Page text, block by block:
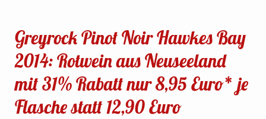
Greyrock Pinot Noir Hawkes Bay
2014: Rotwein aus Neuseeland
mit 31% Rabatt nur 8,95 Euro* je
Flasche statt 12,90 Euro